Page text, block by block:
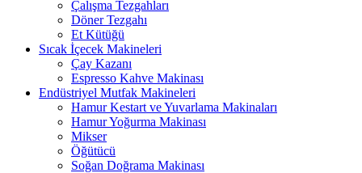
Çalışma Tezgahları
Döner Tezgahı
Et Kütüğü
Sıcak İçecek Makineleri
Çay Kazanı
Espresso Kahve Makinası
Endüstriyel Mutfak Makineleri
Hamur Kestart ve Yuvarlama Makinaları
Hamur Yoğurma Makinası
Mikser
Öğütücü
Soğan Doğrama Makinası